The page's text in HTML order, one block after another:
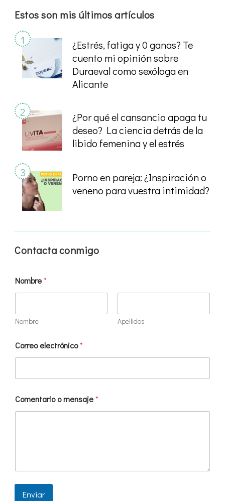
Estos son mis últimos artículos
¿Estrés, fatiga y 0 ganas? Te
cuento mi opinión sobre
Duraeval como sexóloga en
Alicante
¿Por qué el cansancio apaga tu
deseo? La ciencia detrás de la
libido femenina y el estrés
Porno en pareja: ¿Inspiración o
veneno para vuestra intimidad?
Contacta conmigo
Nombre*
Nombre Apellidos
Correo electrónico*
Comentario o mensaje*
Enviar